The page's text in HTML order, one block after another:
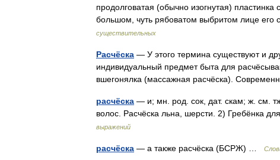
продолговатая (обычно изогнутая)
большом, чуть рябоватом выбритом лице
существительных
Расчёска — У этого термина существуют и
индивидуальный предмет быта для
вшегонялка (массажная расчёска).
расчёска — и; мн. род. сок, дат. скам; ж. см.
волос. Расчёска льна, шерсти. 2) Гребёнка
выражений
расчёска — а также расчёска (БСРЖ) …